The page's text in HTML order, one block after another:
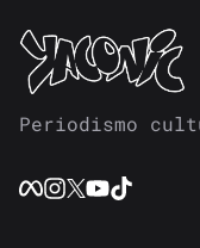
Periodismo